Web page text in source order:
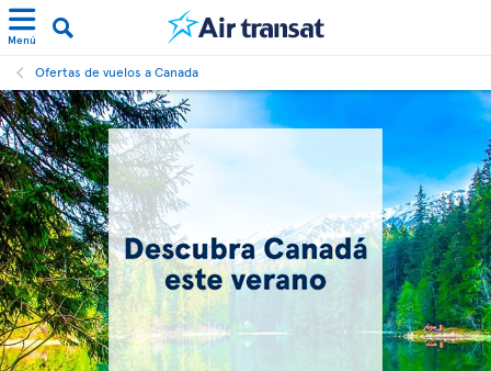
Menú
Ofertas de vuelos a Canada